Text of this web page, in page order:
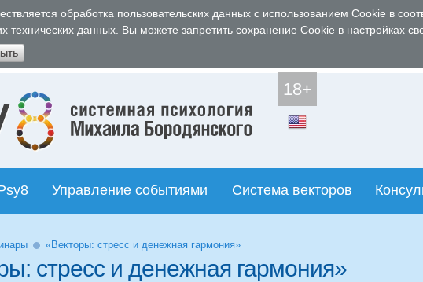
обработка пользовательских данных с использованием Cookie в
технических данных . Вы можете запретить сохранение Cookie в настройках
18+
Управление событиями Система векторов
«Векторы: стресс и денежная гармония»
стресс и денежная гармония»